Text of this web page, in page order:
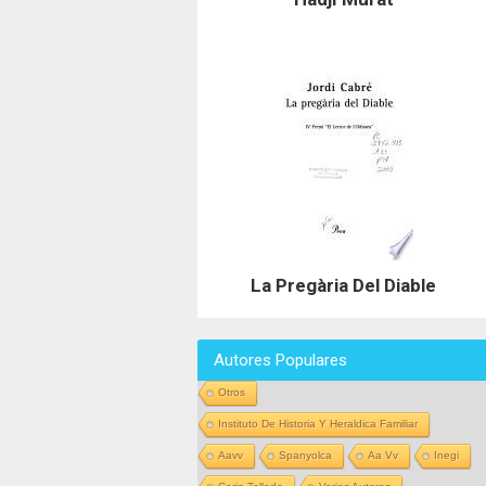
La Pregària Del Diable
Autores Populares
Otros
Instituto De Historia Y Heraldica Familiar
Aavv Spanyolca Aa Vv Inegi